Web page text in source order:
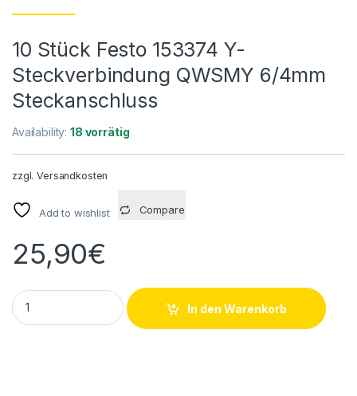
10 Stück Festo 153374 Y-
Steckverbindung QWSMY 6/4mm
Steckanschluss
Availability:18 vorrätig
zzgl.Versandkosten
Add to wishlist Compare
25,90€
10 Stück Festo 153374 Y-Steckverbindung QWSMY 6/4mm
In den Warenkorb